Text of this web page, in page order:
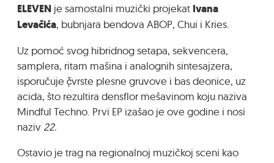
ELEVEN je samostalni muzički projekat Ivana
Levačića, bubnjara bendova ABOP, Chui i Kries.
Uz pomoć svog hibridnog setapa, sekvencera,
samplera, ritam mašina i analognih sintesajzera,
isporučuje č̣vrste plesne gruvove i bas deonice, uz
acida, što rezultira densflor mešavinom koju naziva
Mindful Techno. Prvi EP izašao je ove godine i nosi
naziv 22.
Ostavio je trag na regionalnoj muzičkoj sceni kao